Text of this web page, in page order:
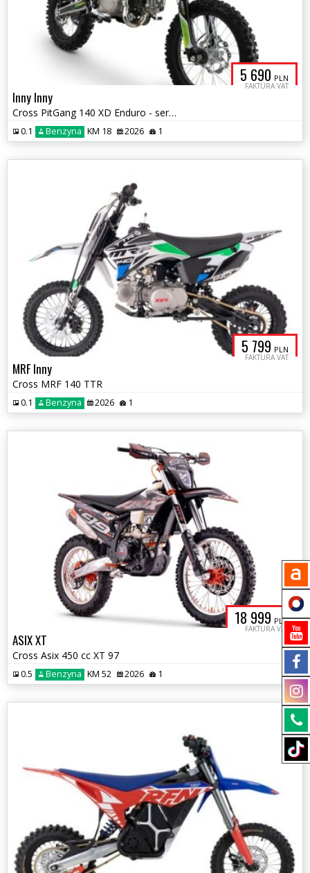
5 690 PLN
FAKTURA VAT
Inny Inny
Cross PitGang 140 XD Enduro - serwis startowy gratis !!!
0.1 Benzyna KM 18 2026 1
5 799 PLN
FAKTURA VAT
MRF Inny
Cross MRF 140 TTR
0.1 Benzyna 2026 1
18 999 PLN
FAKTURA VAT
ASIX XT
Cross Asix 450 cc XT 97
0.5 Benzyna KM 52 2026 1